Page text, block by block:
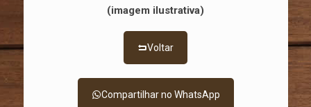
(imagem ilustrativa)
Voltar
Compartilhar no WhatsApp